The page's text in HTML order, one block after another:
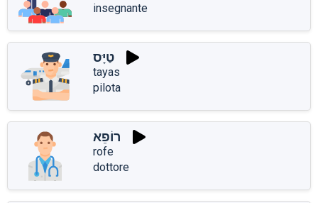
insegnante
טַיָּס
tayas
pilota
רוֹפֵא
rofe
dottore